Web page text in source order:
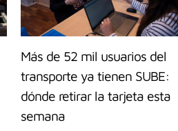
Más de 52 mil usuarios del
transporte ya tienen SUBE:
dónde retirar la tarjeta esta
semana